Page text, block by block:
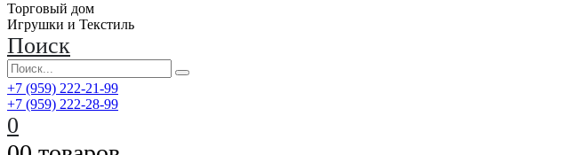
Торговый дом
Игрушки и Текстиль
Поиск
+7 (959) 222-21-99
+7 (959) 222-28-99
0